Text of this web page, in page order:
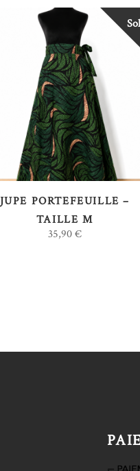
LIRE LA SUITE
JUPE PORTEFEUILLE –
TAILLE M
35,90€